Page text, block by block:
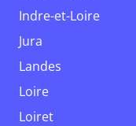
Indre-et-Loire
Jura
Landes
Loire
Loiret